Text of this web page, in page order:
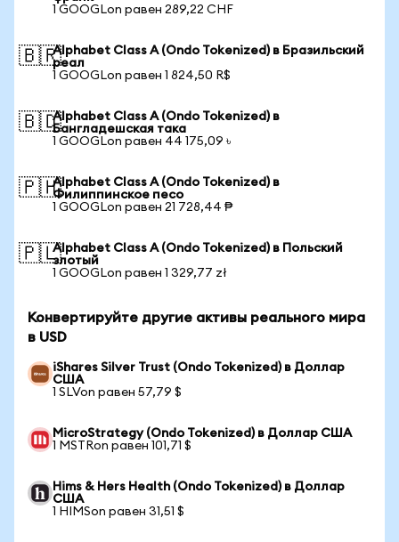
1 GOOGLon равен 289,22 CHF
🇧🇷Alphabet Class A (Ondo Tokenized) в Бразильский
реал
1 GOOGLon равен 1 824,50 R$
🇧🇩Alphabet Class A (Ondo Tokenized) в
Бангладешская така
1 GOOGLon равен 44 175,09 ৳
🇵🇭Alphabet Class A (Ondo Tokenized) в
Филиппинское песо
1 GOOGLon равен 21 728,44 ₱
🇵🇱Alphabet Class A (Ondo Tokenized) в Польский
злотый
1 GOOGLon равен 1 329,77 zł
Конвертируйте другие активы реального мира
в USD
iShares Silver Trust (Ondo Tokenized) в Доллар
США
1 SLVon равен 57,79 $
MicroStrategy (Ondo Tokenized) в Доллар США
1 MSTRon равен 101,71 $
Hims & Hers Health (Ondo Tokenized) в Доллар
США
1 HIMSon равен 31,51 $